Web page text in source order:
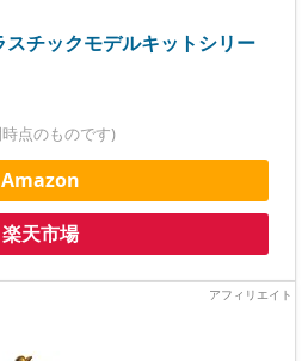
スチックモデルキットシリー
点のものです)
Amazon
楽天市場